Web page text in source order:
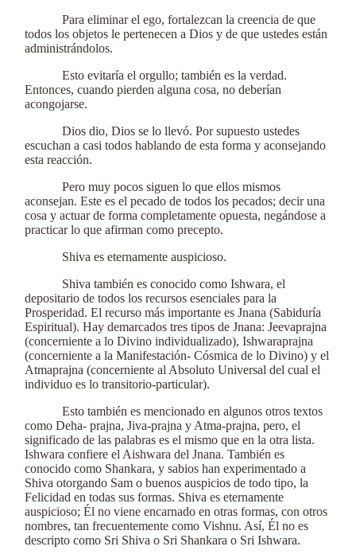
Para eliminar el ego, fortalezcan la creencia de que
todos los objetos le pertenecen a Dios y de que ustedes están
administrándolos.
Esto evitaría el orgullo; también es la verdad.
Entonces, cuando pierden alguna cosa, no deberían
acongojarse.
Dios dio, Dios se lo llevó. Por supuesto ustedes
escuchan a casi todos hablando de esta forma y aconsejando
esta reacción.
Pero muy pocos siguen lo que ellos mismos
aconsejan. Este es el pecado de todos los pecados; decir una
cosa y actuar de forma completamente opuesta, negándose a
practicar lo que afirman como precepto.
Shiva es eternamente auspicioso.
Shiva también es conocido como Ishwara, el
depositario de todos los recursos esenciales para la
Prosperidad. El recurso más importante es Jnana (Sabiduría
Espiritual). Hay demarcados tres tipos de Jnana: Jeevaprajna
(concerniente a lo Divino individualizado), Ishwaraprajna
(concerniente a la Manifestación- Cósmica de lo Divino) y el
Atmaprajna (concerniente al Absoluto Universal del cual el
individuo es lo transitorio-particular).
Esto también es mencionado en algunos otros textos
como Deha- prajna, Jiva-prajna y Atma-prajna, pero, el
significado de las palabras es el mismo que en la otra lista.
Ishwara confiere el Aishwara del Jnana. También es
conocido como Shankara, y sabios han experimentado a
Shiva otorgando Sam o buenos auspicios de todo tipo, la
Felicidad en todas sus formas. Shiva es eternamente
auspicioso; Él no viene encarnado en otras formas, con otros
nombres, tan frecuentemente como Vishnu. Así, Él no es
descripto como Sri Shiva o Sri Shankara o Sri Ishwara.